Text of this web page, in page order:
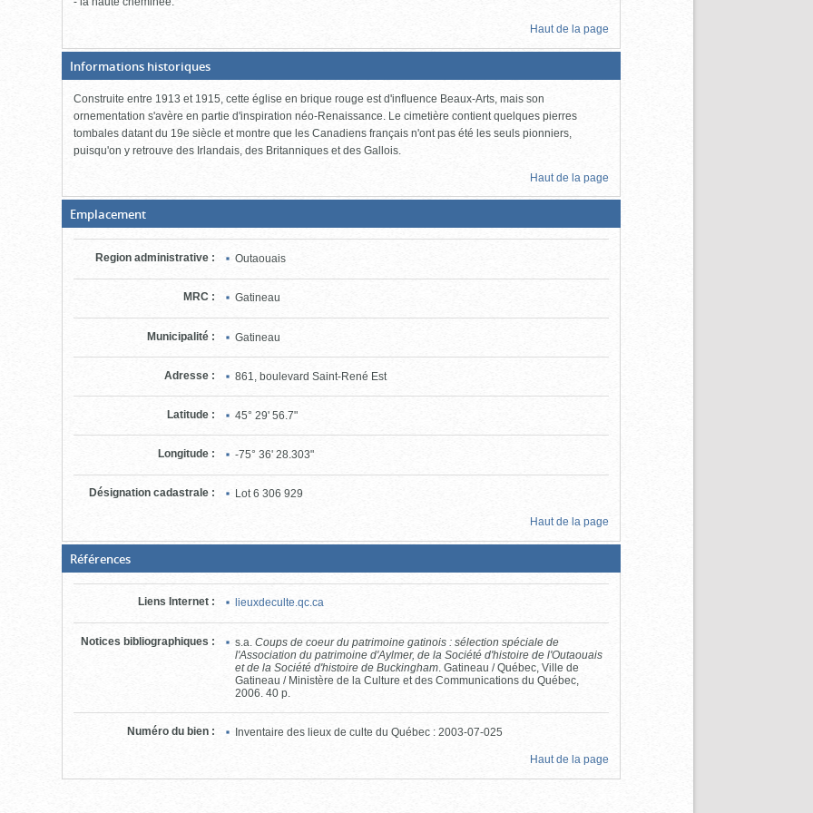
Haut de la page
Informations historiques(Boite
fermée,
cliquer
pour
ouvrir)
Construite entre 1913 et 1915, cette église en brique rouge est d'influence Beaux-Arts, mais son
ornementation s'avère en partie d'inspiration néo-Renaissance. Le cimetière contient quelques pierres
tombales datant du 19e siècle et montre que les Canadiens français n'ont pas été les seuls pionniers,
puisqu'on y retrouve des Irlandais, des Britanniques et des Gallois.
Haut de la page
Emplacement(Boite
fermée,
cliquer
pour
ouvrir)
Region administrative : Outaouais
MRC : Gatineau
Municipalité : Gatineau
Adresse : 861, boulevard Saint-René Est
Latitude : 45° 29' 56.7"
Longitude : -75° 36' 28.303"
Désignation cadastrale : Lot6 306 929
Haut de la page
Références(Boite
fermée,
cliquer
pour
ouvrir)
Liens Internet : lieuxdeculte.qc.ca
Notices bibliographiques : s.a.Coups de coeur du patrimoine gatinois : sélection spéciale de
l'Association du patrimoine d'Aylmer, de la Société d'histoire de l'Outaouais
et de la Société d'histoire de Buckingham . Gatineau / Québec, Ville de
Gatineau / Ministère de la Culture et des Communications du Québec,
2006. 40 p.
Numéro du bien : Inventaire des lieux de culte du Québec : 2003-07-025
Haut de la page